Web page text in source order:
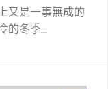
又是一事無成的
的冬季...